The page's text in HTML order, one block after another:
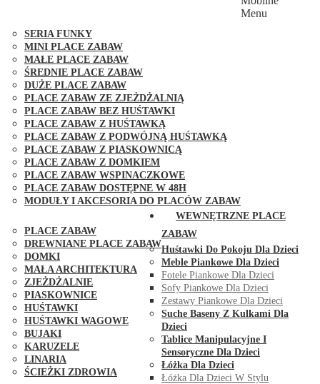
SERIA FUNKY
MINI PLACE ZABAW
MAŁE PLACE ZABAW
ŚREDNIE PLACE ZABAW
DUŻE PLACE ZABAW
PLACE ZABAW ZE ZJEŻDŻALNIĄ
PLACE ZABAW BEZ HUŚTAWKI
PLACE ZABAW Z HUŚTAWKĄ
PLACE ZABAW Z PODWÓJNĄ HUŚTAWKĄ
PLACE ZABAW Z PIASKOWNICĄ
PLACE ZABAW Z DOMKIEM
PLACE ZABAW WSPINACZKOWE
PLACE ZABAW DOSTĘPNE W 48H
MODUŁY I AKCESORIA DO PLACÓW ZABAW
PLACE ZABAW
DREWNIANE PLACE ZABAW
DOMKI
MAŁA ARCHITEKTURA
ZJEŻDŻALNIE
PIASKOWNICE
HUŚTAWKI
HUŚTAWKI WAGOWE
BUJAKI
KARUZELE
LINARIA
ŚCIEŻKI ZDROWIA
Menu
WEWNĘTRZNE PLACE
ZABAW
Huśtawki Do Pokoju Dla Dzieci
Meble Piankowe Dla Dzieci
Fotele Piankowe Dla Dzieci
Sofy Piankowe Dla Dzieci
Zestawy Piankowe Dla Dzieci
Suche Baseny Z Kulkami Dla
Dzieci
Tablice Manipulacyjne I
Sensoryczne Dla Dzieci
Łóżka Dla Dzieci
Łóżka Dla Dzieci W Stylu